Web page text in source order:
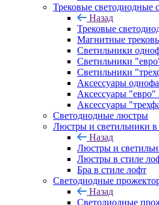
Трековые светодиодные
Назад
Трековые
Магнитные
Светильники
Светильники
Светильники
Аксессуары
Аксессуары "евро"
Аксессуары
Светодиодные люстры
Люстры и светильники в
Назад
Люстры и
Люстры в стиле
Бра в стиле лофт
Светодиодные
Назад
Светодиодные